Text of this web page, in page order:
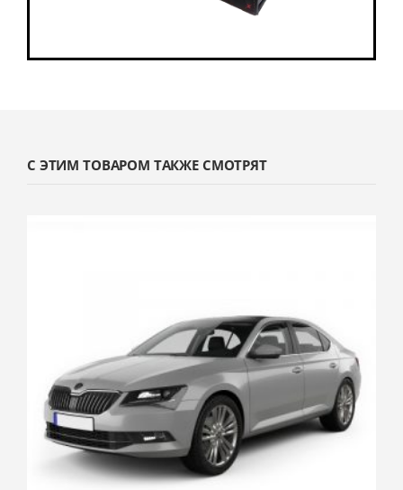
С ЭТИМ ТОВАРОМ ТАКЖЕ СМОТРЯТ